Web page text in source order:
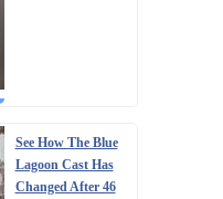
See How The Blue
Lagoon Cast Has
Changed After 46